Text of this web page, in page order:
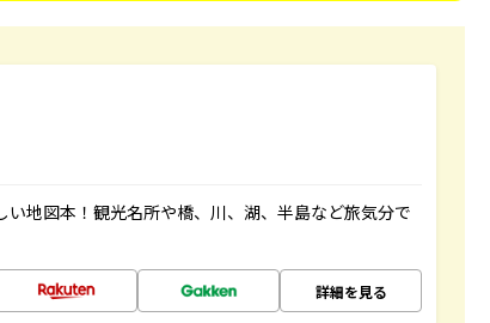
い地図本！観光名所や橋、川、湖、半島など旅気分で
詳細を見る